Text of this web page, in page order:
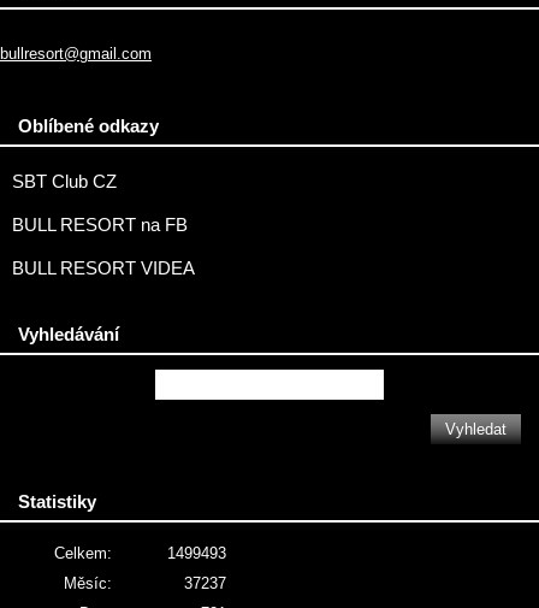
bullresort@gmail.com
Oblíbené odkazy
SBT Club CZ
BULL RESORT na FB
BULL RESORT VIDEA
Vyhledávání
Statistiky
Celkem:
1499493
Měsíc:
37237